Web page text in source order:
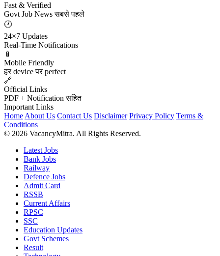
Fast & Verified
Govt Job News सबसे पहले
🕐
24×7 Updates
Real-Time Notifications
📱
Mobile Friendly
हर device पर perfect
🔗
Official Links
PDF + Notification सहित
Important Links
Home About Us Contact Us Disclaimer Privacy Policy Terms &
Conditions
© 2026 VacancyMitra. All Rights Reserved.
Latest Jobs
Bank Jobs
Railway
Defence Jobs
Admit Card
RSSB
Current Affairs
RPSC
SSC
Education Updates
Govt Schemes
Result